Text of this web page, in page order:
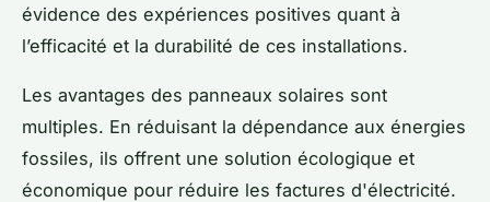
évidence des expériences positives quant à
l’efficacité et la durabilité de ces installations.
Les avantages des panneaux solaires sont
multiples. En réduisant la dépendance aux énergies
fossiles, ils offrent une solution écologique et
économique pour réduire les factures d'électricité.